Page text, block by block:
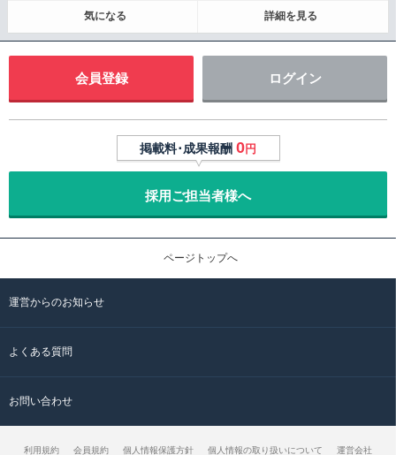
気になる 詳細を見る
会員登録 ログイン
掲載料･成果報酬 0円
採用ご担当者様へ
ページトップへ
運営からのお知らせ
よくある質問
お問い合わせ
利用規約 会員規約 個人情報保護方針 個人情報の取り扱いについて 運営会社